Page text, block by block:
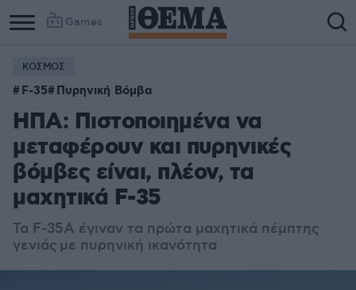
Games
ΚΟΣΜΟΣ
F-35 Πυρηνική Βόμβα
ΗΠΑ: Πιστοποιημένα να
μεταφέρουν και πυρηνικές
βόμβες είναι, πλέον, τα
μαχητικά F-35
Τα F-35Α έγιναν τα πρώτα μαχητικά πέμπτης
γενιάς με πυρηνική ικανότητα